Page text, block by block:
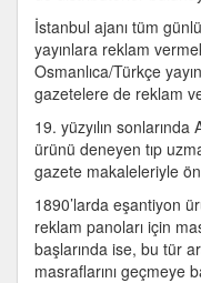
İstanbul ajanı tüm
yayınlara reklam
Osmanlıca/Türkçe
gazetelere de reklam
19. yüzyılın sonlarında
ürünü deneyen tıp
gazete makaleleriyle
1890’larda eşantiyon
reklam panoları için
başlarında ise, bu tür
masraflarını geçmeye